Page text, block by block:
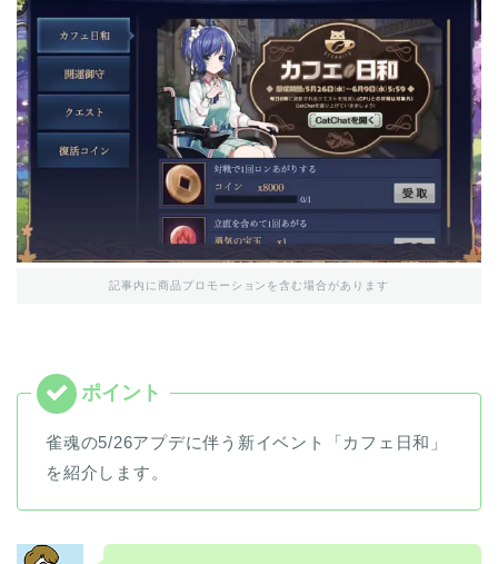
記事内に商品プロモーションを含む場合があります
雀魂の5/26アプデに伴う新イベント「カフェ日和」
を紹介します。